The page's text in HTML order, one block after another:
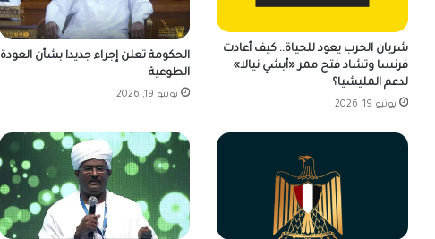
شريان الحرب يعود للحياة.. كيف أعادت
فرنسا وتشاد فتح ممر «أبشي نيالا»
لدعم المليشيا؟
يونيو 19, 2026
الحكومة تعلن إجراء جديدا بشأن العودة
الطوعية
يونيو 19, 2026